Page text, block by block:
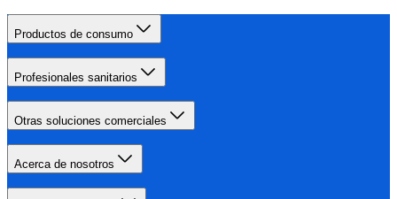
Productos de consumo
Profesionales sanitarios
Otras soluciones comerciales
Acerca de nosotros